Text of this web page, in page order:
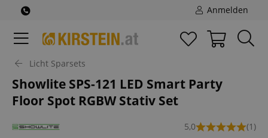
Anmelden
Licht Sparsets
Showlite SPS-121 LED Smart Party
Floor Spot RGBW Stativ Set
5,0 (1)